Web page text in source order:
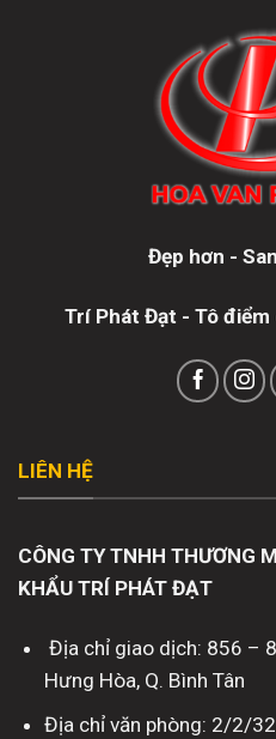
Đẹp hơn -
Trí Phát Đạt - Tô
LIÊN HỆ
CÔNG TY TNHH THƯƠNG
KHẨU TRÍ PHÁT ĐẠT
Địa chỉ giao dịch: 856 –
Hưng Hòa, Q. Bình Tân
Địa chỉ văn phòng: 2/2/